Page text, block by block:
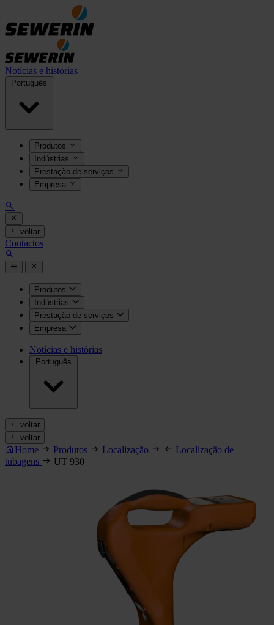
Notícias e histórias
Português
Produtos
Indústrias
Prestação de serviços
Empresa
voltar
Contactos
Produtos
Indústrias
Prestação de serviços
Empresa
Notícias e histórias
Português
voltar
voltar
Home Produtos Localização
Localização de
tubagens
UT 930